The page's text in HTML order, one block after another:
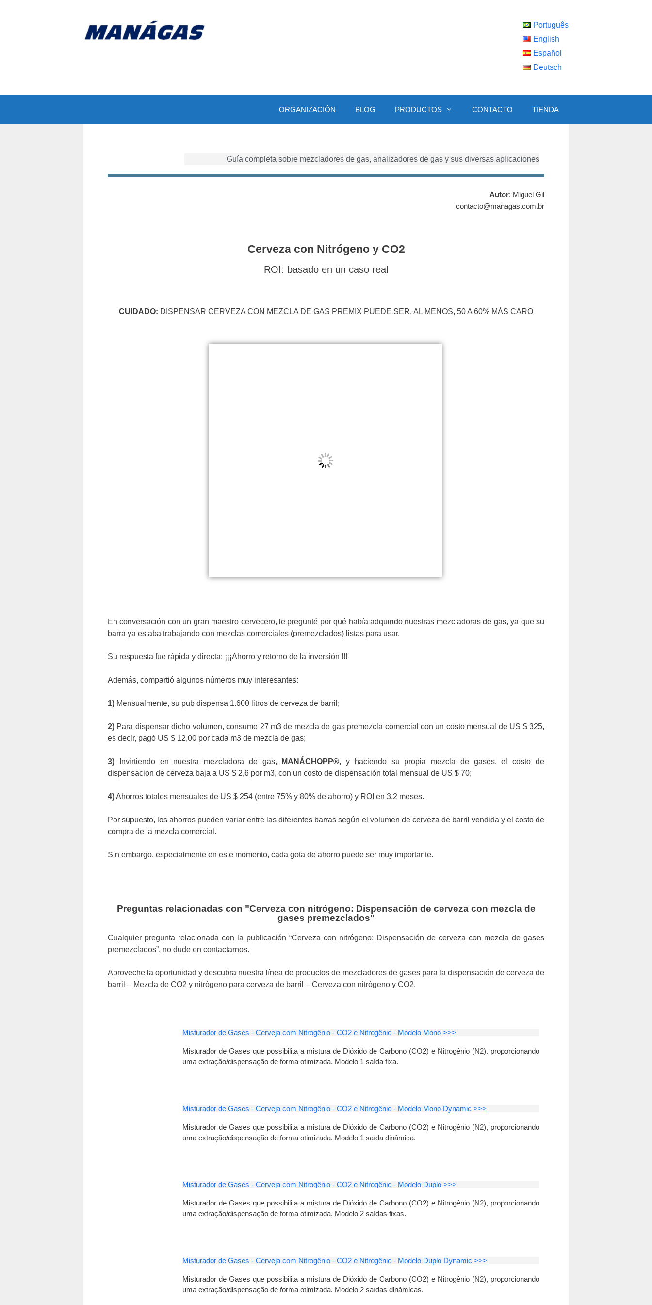
Português
English
Español
Deutsch
ORGANIZACIÓN BLOG PRODUCTOS CONTACTO TIENDA
Guía completa sobre mezcladores de gas, analizadores de gas y sus diversas aplicaciones
Autor: Miguel Gil
contacto@managas.com.br
Cerveza con Nitrógeno y CO2
ROI: basado en un caso real
CUIDADO: DISPENSAR CERVEZA CON MEZCLA DE GAS PREMIX PUEDE SER, AL MENOS, 50 A 60% MÁS CARO
En conversación con un gran maestro cervecero, le pregunté por qué había adquirido nuestras mezcladoras de gas, ya que su
barra ya estaba trabajando con mezclas comerciales (premezclados) listas para usar.
Su respuesta fue rápida y directa: ¡¡¡Ahorro y retorno de la inversión !!!
Además, compartió algunos números muy interesantes:
1) Mensualmente, su pub dispensa 1.600 litros de cerveza de barril;
2) Para dispensar dicho volumen, consume 27 m3 de mezcla de gas premezcla comercial con un costo mensual de US $ 325,
es decir, pagó US $ 12,00 por cada m3 de mezcla de gas;
3) Invirtiendo en nuestra mezcladora de gas, MANÁCHOPP®, y haciendo su propia mezcla de gases, el costo de
dispensación de cerveza baja a US $ 2,6 por m3, con un costo de dispensación total mensual de US $ 70;
4)Ahorros totales mensuales de US $ 254 (entre 75% y 80% de ahorro) y ROI en 3,2 meses.
Por supuesto, los ahorros pueden variar entre las diferentes barras según el volumen de cerveza de barril vendida y el costo de
compra de la mezcla comercial.
Sin embargo, especialmente en este momento, cada gota de ahorro puede ser muy importante.
Preguntas relacionadas con "Cerveza con nitrógeno: Dispensación de cerveza con mezcla de
gases premezclados"
Cualquier pregunta relacionada con la publicación “Cerveza con nitrógeno: Dispensación de cerveza con mezcla de gases
premezclados”, no dude en contactarnos.
Aproveche la oportunidad y descubra nuestra línea de productos de mezcladores de gases para la dispensación de cerveza de
barril – Mezcla de CO2 y nitrógeno para cerveza de barril – Cerveza con nitrógeno y CO2.
Misturador de Gases - Cerveja com Nitrogênio - CO2 e Nitrogênio - Modelo Mono >>>
Misturador de Gases que possibilita a mistura de Dióxido de Carbono (CO2) e Nitrogênio (N2), proporcionando
uma extração/dispensação de forma otimizada. Modelo 1 saída fixa.
Misturador de Gases - Cerveja com Nitrogênio - CO2 e Nitrogênio - Modelo Mono Dynamic >>>
Misturador de Gases que possibilita a mistura de Dióxido de Carbono (CO2) e Nitrogênio (N2), proporcionando
uma extração/dispensação de forma otimizada. Modelo 1 saída dinâmica.
Misturador de Gases - Cerveja com Nitrogênio - CO2 e Nitrogênio - Modelo Duplo >>>
Misturador de Gases que possibilita a mistura de Dióxido de Carbono (CO2) e Nitrogênio (N2), proporcionando
uma extração/dispensação de forma otimizada. Modelo 2 saídas fixas.
Misturador de Gases - Cerveja com Nitrogênio - CO2 e Nitrogênio - Modelo Duplo Dynamic >>>
Misturador de Gases que possibilita a mistura de Dióxido de Carbono (CO2) e Nitrogênio (N2), proporcionando
uma extração/dispensação de forma otimizada. Modelo 2 saídas dinâmicas.